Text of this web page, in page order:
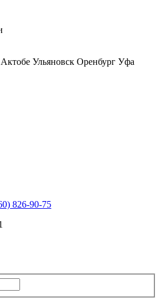
Актобе Ульяновск Оренбург Уфа
826-90-75